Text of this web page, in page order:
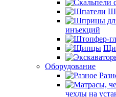
инъекций
Оборудование
чехлы на